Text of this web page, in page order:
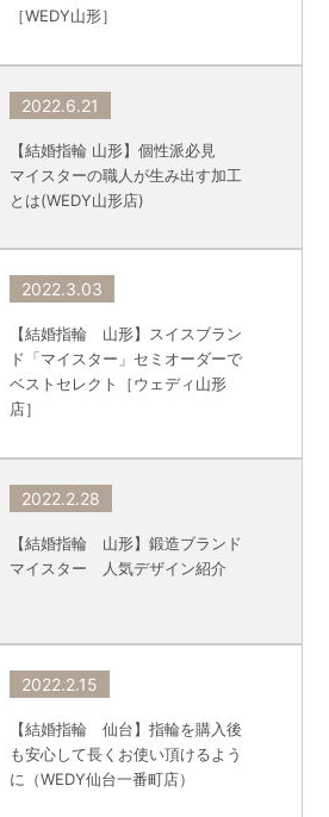
［WEDY山形］
2022.6.21
【結婚指輪 山形】個性派必見
マイスターの職人が生み出す加工
とは(WEDY山形店)
2022.3.03
【結婚指輪 山形】スイスブラン
ド「マイスター」セミオーダーで
ベストセレクト［ウェディ山形
店］
2022.2.28
【結婚指輪 山形】鍛造ブランド
マイスター 人気デザイン紹介
2022.2.15
【結婚指輪 仙台】指輪を購入後
も安心して長くお使い頂けるよう
に（WEDY仙台一番町店）